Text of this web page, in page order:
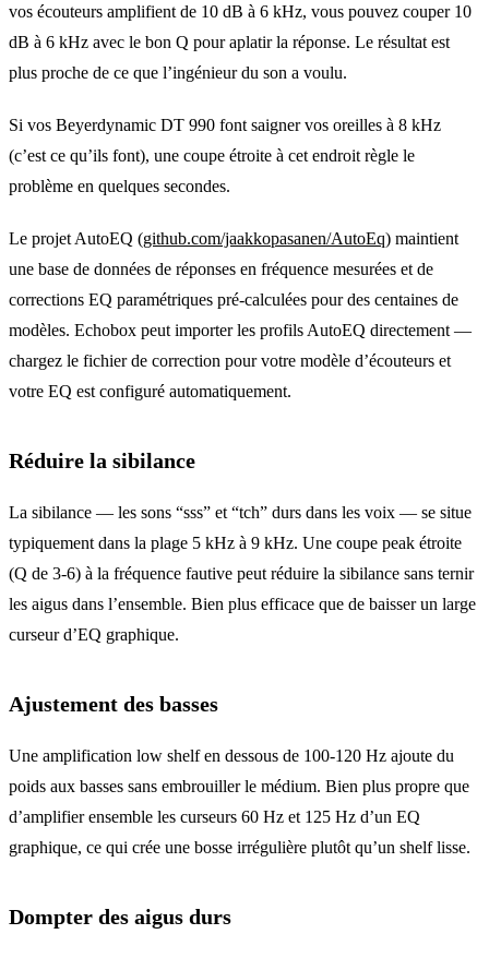
vos écouteurs amplifient de 10 dB à 6 kHz, vous pouvez couper 10
dB à 6 kHz avec le bon Q pour aplatir la réponse. Le résultat est
plus proche de ce que l’ingénieur du son a voulu.
Si vos Beyerdynamic DT 990 font saigner vos oreilles à 8 kHz
(c’est ce qu’ils font), une coupe étroite à cet endroit règle le
problème en quelques secondes.
Le projet AutoEQ (github.com/jaakkopasanen/AutoEq) maintient
une base de données de réponses en fréquence mesurées et de
corrections EQ paramétriques pré-calculées pour des centaines de
modèles. Echobox peut importer les profils AutoEQ directement —
chargez le fichier de correction pour votre modèle d’écouteurs et
votre EQ est configuré automatiquement.
Réduire la sibilance
La sibilance — les sons “sss” et “tch” durs dans les voix — se situe
typiquement dans la plage 5 kHz à 9 kHz. Une coupe peak étroite
(Q de 3-6) à la fréquence fautive peut réduire la sibilance sans ternir
les aigus dans l’ensemble. Bien plus efficace que de baisser un large
curseur d’EQ graphique.
Ajustement des basses
Une amplification low shelf en dessous de 100-120 Hz ajoute du
poids aux basses sans embrouiller le médium. Bien plus propre que
d’amplifier ensemble les curseurs 60 Hz et 125 Hz d’un EQ
graphique, ce qui crée une bosse irrégulière plutôt qu’un shelf lisse.
Dompter des aigus durs